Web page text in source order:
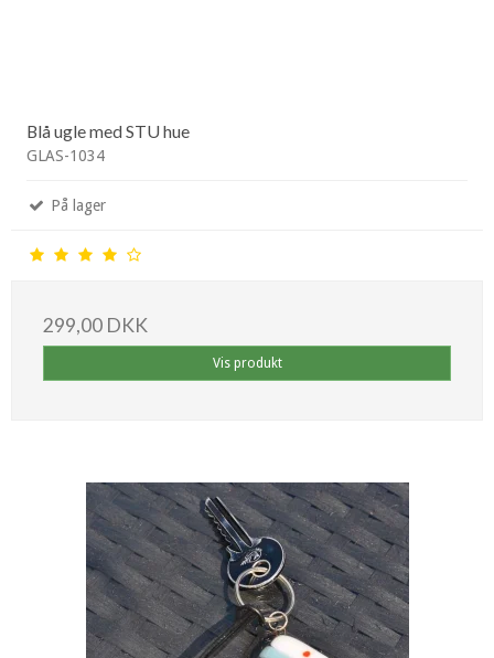
Blå ugle med STU hue
GLAS-1034
På lager
299,00 DKK
Vis produkt